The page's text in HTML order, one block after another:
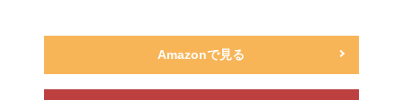
Amazonで見る